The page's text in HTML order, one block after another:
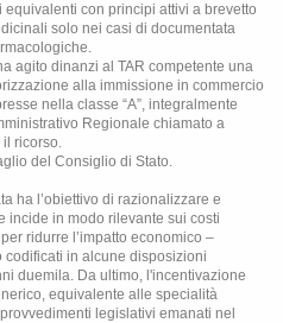
con principi attivi a brevetto
solo nei casi di documentata
agito dinanzi al TAR competente una
alla immissione in commercio
nella classe “A”, integralmente
Regionale chiamato a
il ricorso.
del Consiglio di Stato.
ha l’obiettivo di razionalizzare e
incide in modo rilevante sui costi
ridurre l’impatto economico –
in alcune disposizioni
duemila. Da ultimo, l'incentivazione
equivalente alle specialità
legislativi emanati nel